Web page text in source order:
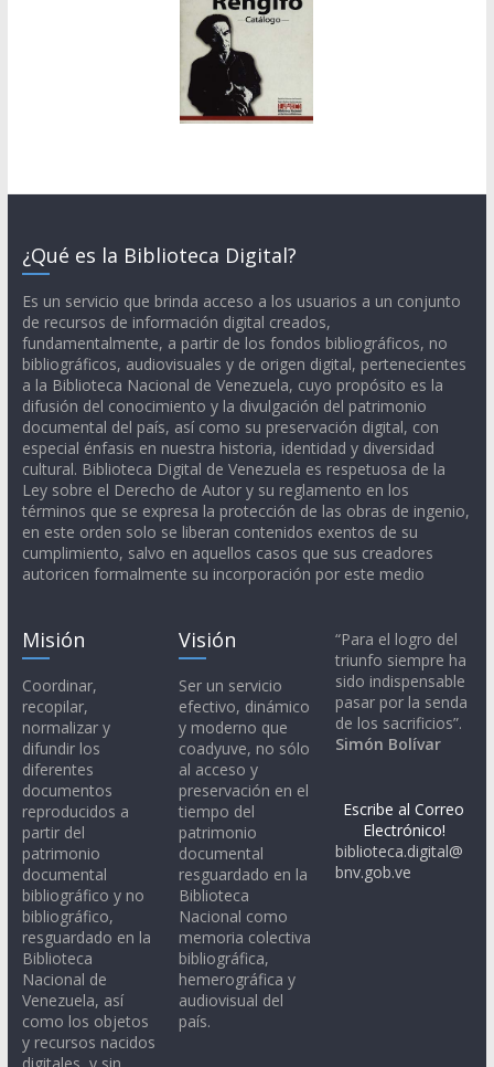
¿Qué es la Biblioteca Digital?
Es un servicio que brinda acceso a los usuarios a un conjunto
de recursos de información digital creados,
fundamentalmente, a partir de los fondos bibliográficos, no
bibliográficos, audiovisuales y de origen digital, pertenecientes
a la Biblioteca Nacional de Venezuela, cuyo propósito es la
difusión del conocimiento y la divulgación del patrimonio
documental del país, así como su preservación digital, con
especial énfasis en nuestra historia, identidad y diversidad
cultural. Biblioteca Digital de Venezuela es respetuosa de la
Ley sobre el Derecho de Autor y su reglamento en los
términos que se expresa la protección de las obras de ingenio,
en este orden solo se liberan contenidos exentos de su
cumplimiento, salvo en aquellos casos que sus creadores
autoricen formalmente su incorporación por este medio
Misión
Coordinar,
recopilar,
normalizar y
difundir los
diferentes
documentos
reproducidos a
partir del
patrimonio
documental
bibliográfico y no
bibliográfico,
resguardado en la
Biblioteca
Nacional de
Venezuela, así
como los objetos
y recursos nacidos
digitales, y sin
Visión
Ser un servicio
efectivo, dinámico
y moderno que
coadyuve, no sólo
al acceso y
preservación en el
tiempo del
patrimonio
documental
resguardado en la
Biblioteca
Nacional como
memoria colectiva
bibliográfica,
hemerográfica y
audiovisual del
país.
“Para el logro del
triunfo siempre ha
sido indispensable
pasar por la senda
de los sacrificios”.
Simón Bolívar
Escribe al Correo
Electrónico!
biblioteca.digital@
bnv.gob.ve